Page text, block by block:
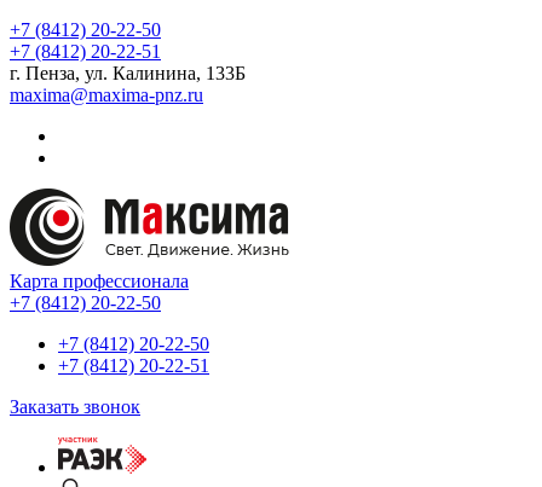
+7 (8412) 20-22-50
+7 (8412) 20-22-51
г. Пенза, ул. Калинина, 133Б
maxima@maxima-pnz.ru
Карта профессионала
+7 (8412) 20-22-50
+7 (8412) 20-22-50
+7 (8412) 20-22-51
Заказать звонок